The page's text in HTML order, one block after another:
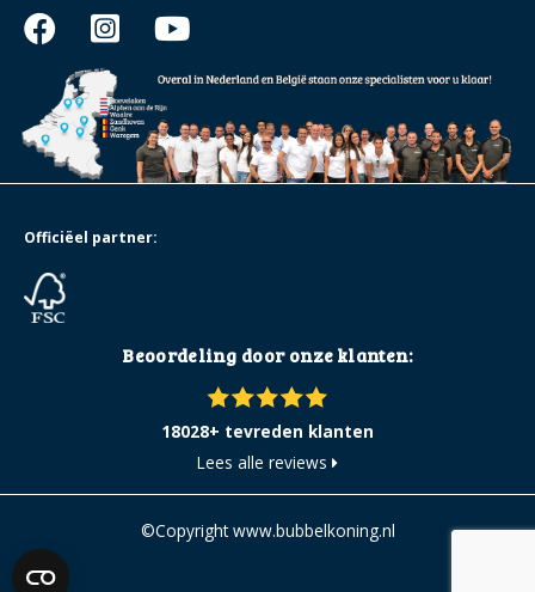
Beoordeling door onze klanten:
18028+ tevreden klanten
Lees alle reviews
Officiëel partner:
©Copyright www.bubbelkoning.nl